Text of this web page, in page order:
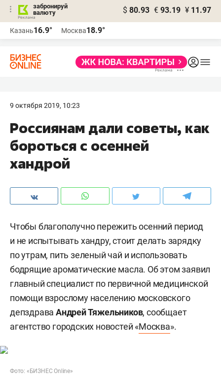
забронируй
валюту
$ 80.93 € 93.19 ¥ 11.97
Казань16.9° Москва18.9°
9 октября 2019, 10:23
Россиянам дали советы, как
бороться с осенней
хандрой
Чтобы благополучно пережить осенний период
и не испытывать хандру, стоит делать зарядку
по утрам, пить зеленый чай и использовать
бодрящие ароматические масла. Об этом заявил
главный специалист по первичной медицинской
помощи взрослому населению московского
депздраваАндрей Тяжельников, сообщает
агентство городских новостей «Москва».
Фото: «БИЗНЕС Online»